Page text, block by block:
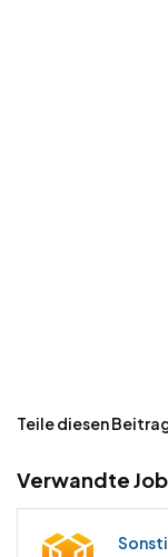
Teile diesen
Verwandte